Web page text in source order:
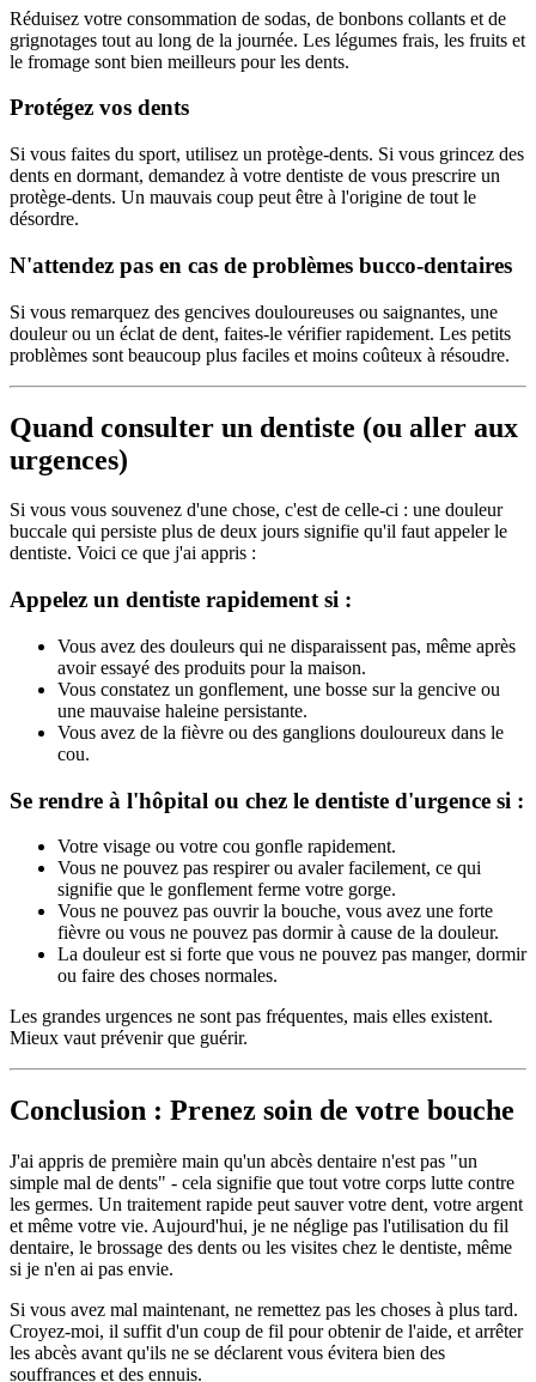
Réduisez votre consommation de sodas, de bonbons collants et de
grignotages tout au long de la journée. Les légumes frais, les fruits et
le fromage sont bien meilleurs pour les dents.
Protégez vos dents
Si vous faites du sport, utilisez un protège-dents. Si vous grincez des
dents en dormant, demandez à votre dentiste de vous prescrire un
protège-dents. Un mauvais coup peut être à l'origine de tout le
désordre.
N'attendez pas en cas de problèmes bucco-dentaires
Si vous remarquez des gencives douloureuses ou saignantes, une
douleur ou un éclat de dent, faites-le vérifier rapidement. Les petits
problèmes sont beaucoup plus faciles et moins coûteux à résoudre.
Quand consulter un dentiste (ou aller aux
urgences)
Si vous vous souvenez d'une chose, c'est de celle-ci : une douleur
buccale qui persiste plus de deux jours signifie qu'il faut appeler le
dentiste. Voici ce que j'ai appris :
Appelez un dentiste rapidement si :
Vous avez des douleurs qui ne disparaissent pas, même après
avoir essayé des produits pour la maison.
Vous constatez un gonflement, une bosse sur la gencive ou
une mauvaise haleine persistante.
Vous avez de la fièvre ou des ganglions douloureux dans le
cou.
Se rendre à l'hôpital ou chez le dentiste d'urgence si :
Votre visage ou votre cou gonfle rapidement.
Vous ne pouvez pas respirer ou avaler facilement, ce qui
signifie que le gonflement ferme votre gorge.
Vous ne pouvez pas ouvrir la bouche, vous avez une forte
fièvre ou vous ne pouvez pas dormir à cause de la douleur.
La douleur est si forte que vous ne pouvez pas manger, dormir
ou faire des choses normales.
Les grandes urgences ne sont pas fréquentes, mais elles existent.
Mieux vaut prévenir que guérir.
Conclusion : Prenez soin de votre bouche
J'ai appris de première main qu'un abcès dentaire n'est pas "un
simple mal de dents" - cela signifie que tout votre corps lutte contre
les germes. Un traitement rapide peut sauver votre dent, votre argent
et même votre vie. Aujourd'hui, je ne néglige pas l'utilisation du fil
dentaire, le brossage des dents ou les visites chez le dentiste, même
si je n'en ai pas envie.
Si vous avez mal maintenant, ne remettez pas les choses à plus tard.
Croyez-moi, il suffit d'un coup de fil pour obtenir de l'aide, et arrêter
les abcès avant qu'ils ne se déclarent vous évitera bien des
souffrances et des ennuis.